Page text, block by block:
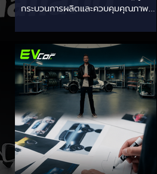
EV ของ GAC Aion
กระบวนการผลิตและควบคุมคุณภาพ
ปัญหากรณีเซลล์แบตเตอรี่ LFP ขนาด
177 Ah บวมพองจนมีรูปทรงงอคล้าย
กล้วยหอม (Banana Battery) ส่งผล
ให้รถยนต์ไฟฟ้า GAC Aion S ที่ใช้งาน
เชิงพาณิชย์ (เช่น แท็กซี่ และ Ride-
hailing) เกิดอาการแบตเตอรี่บวม น้ำ
ยาอิเล็กโทรไลต์รั่วซึม และพลังงานดับ
กะทันหัน ซึ่งกระทบรถยนต์ในจีนกว่า
213,000 คัน วิกฤตแบตเตอรี่กล้วย
หอม: ปัญหาเกิดขึ้นกับเซลล์ LFP ของ
CALB ในรถ Aion S ที่ใช